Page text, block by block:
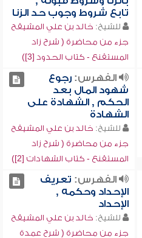
تابع شروط وجوب حد الزنا
للشيخ: خالد بن علي المشيقح
جزء من محاضرة ( شرح زاد
المستقنع - كتاب الحدود [3])
الفهرس:رجوع
شهود المال بعد
الحكم , الشهادة على
الشهادة
للشيخ: خالد بن علي المشيقح
جزء من محاضرة ( شرح زاد
المستقنع - كتاب الشهادات [2])
الفهرس: تعريف
الإحداد وحكمه ,
الإحداد
للشيخ: خالد بن علي المشيقح
جزء من محاضرة ( شرح عمدة